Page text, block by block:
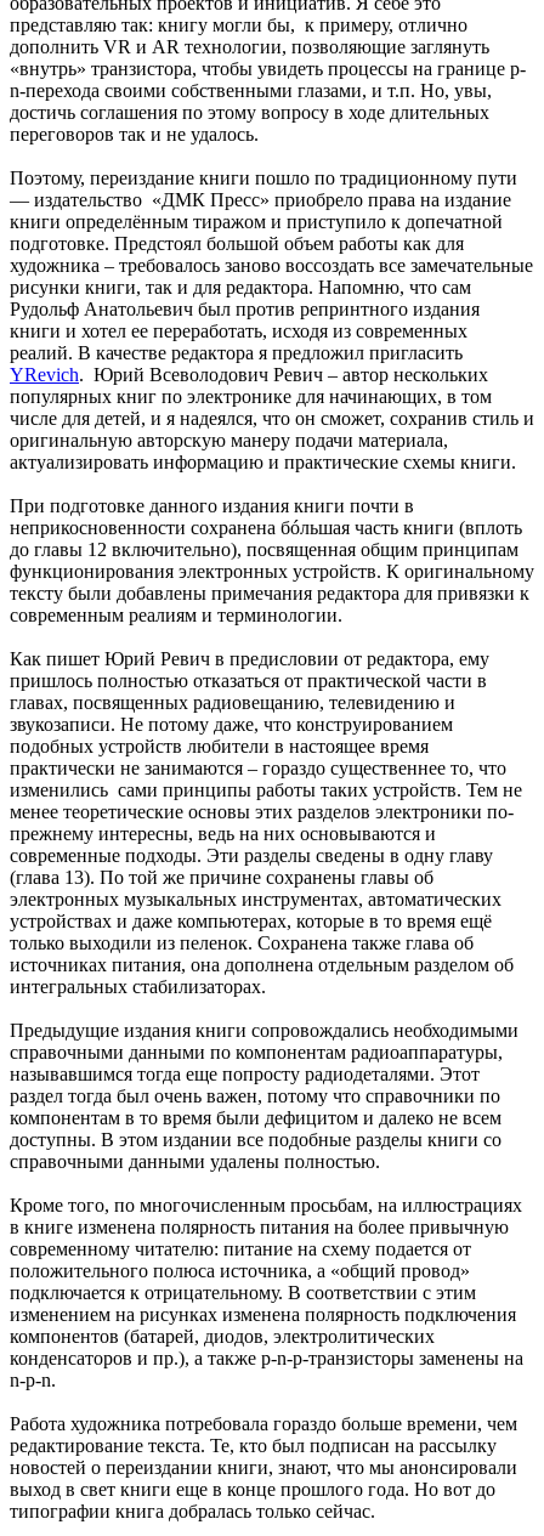
представляю так: книгу могли бы, к примеру, отлично
дополнить VR и AR технологии, позволяющие заглянуть
«внутрь» транзистора, чтобы увидеть процессы на границе p-
n-перехода своими собственными глазами, и т.п. Но, увы,
достичь соглашения по этому вопросу в ходе длительных
переговоров так и не удалось.
Поэтому, переиздание книги пошло по традиционному пути
— издательство «ДМК Пресс» приобрело права на издание
книги определённым тиражом и приступило к допечатной
подготовке. Предстоял большой объем работы как для
художника – требовалось заново воссоздать все замечательные
рисунки книги, так и для редактора. Напомню, что сам
Рудольф Анатольевич был против репринтного издания
книги и хотел ее переработать, исходя из современных
реалий. В качестве редактора я предложил пригласить
YRevich. Юрий Всеволодович Ревич – автор нескольких
популярных книг по электронике для начинающих, в том
числе для детей, и я надеялся, что он сможет, сохранив стиль и
оригинальную авторскую манеру подачи материала,
актуализировать информацию и практические схемы книги.
При подготовке данного издания книги почти в
неприкосновенности сохранена бóльшая часть книги (вплоть
до главы 12 включительно), посвященная общим принципам
функционирования электронных устройств. К оригинальному
тексту были добавлены примечания редактора для привязки к
современным реалиям и терминологии.
Как пишет Юрий Ревич в предисловии от редактора, ему
пришлось полностью отказаться от практической части в
главах, посвященных радиовещанию, телевидению и
звукозаписи. Не потому даже, что конструированием
подобных устройств любители в настоящее время
практически не занимаются – гораздо существеннее то, что
изменились сами принципы работы таких устройств. Тем не
менее теоретические основы этих разделов электроники по-
прежнему интересны, ведь на них основываются и
современные подходы. Эти разделы сведены в одну главу
(глава 13). По той же причине сохранены главы об
электронных музыкальных инструментах, автоматических
устройствах и даже компьютерах, которые в то время ещё
только выходили из пеленок. Сохранена также глава об
источниках питания, она дополнена отдельным разделом об
интегральных стабилизаторах.
Предыдущие издания книги сопровождались необходимыми
справочными данными по компонентам радиоаппаратуры,
называвшимся тогда еще попросту радиодеталями. Этот
раздел тогда был очень важен, потому что справочники по
компонентам в то время были дефицитом и далеко не всем
доступны. В этом издании все подобные разделы книги со
справочными данными удалены полностью.
Кроме того, по многочисленным просьбам, на иллюстрациях
в книге изменена полярность питания на более привычную
современному читателю: питание на схему подается от
положительного полюса источника, а «общий провод»
подключается к отрицательному. В соответствии с этим
изменением на рисунках изменена полярность подключения
компонентов (батарей, диодов, электролитических
конденсаторов и пр.), а также p-n-p-транзисторы заменены на
n-p-n.
Работа художника потребовала гораздо больше времени, чем
редактирование текста. Те, кто был подписан на рассылку
новостей о переиздании книги, знают, что мы анонсировали
выход в свет книги еще в конце прошлого года. Но вот до
типографии книга добралась только сейчас.